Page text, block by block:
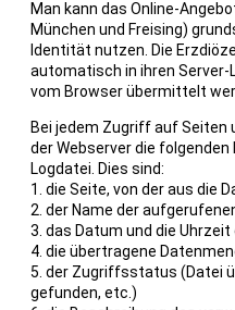
Man kann das Online-
München und Freising)
Identität nutzen. Die
automatisch in ihren
vom Browser übermittelt
Bei jedem Zugriff auf Seiten
der Webserver die
Logdatei. Dies sind:
1. die Seite, von der aus die
2. der Name der
3. das Datum und die
4. die übertragene
5. der Zugriffsstatus (Datei
gefunden, etc.)